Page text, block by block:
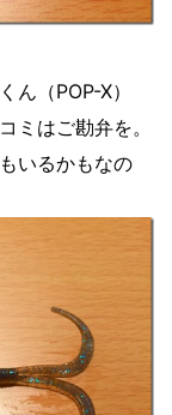
（POP-X）
ミはご勘弁を。
いるかもなの